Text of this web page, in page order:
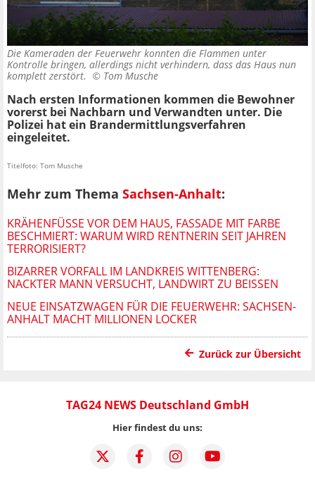
Die Kameraden der Feuerwehr konnten die Flammen unter
Kontrolle bringen, allerdings nicht verhindern, dass das Haus nun
komplett zerstört. © Tom Musche
Nach ersten Informationen kommen die Bewohner
vorerst bei Nachbarn und Verwandten unter. Die
Polizei hat ein Brandermittlungsverfahren
eingeleitet.
Titelfoto: Tom Musche
Mehr zum Thema Sachsen-Anhalt:
KRÄHENFÜSSE VOR DEM HAUS, FASSADE MIT FARBE B
ESCHMIERT: WARUM WIRD RENTNERIN SEIT JAHREN T
ERRORISIERT?
BIZARRER VORFALL IM LANDKREIS WITTENBERG:
NACKTER MANN VERSUCHT, LANDWIRT ZU BEISSEN
NEUE EINSATZWAGEN FÜR DIE FEUERWEHR: SACHSEN-
ANHALT MACHT MILLIONEN LOCKER
Zurück zur Übersicht
TAG24 NEWS Deutschland GmbH
Hier findest du uns: